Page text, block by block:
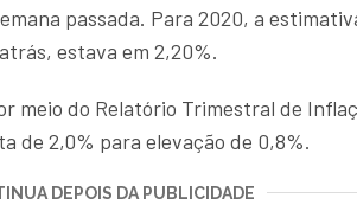
passada. Para 2020, a
estava em 2,20%.
meio do Relatório Trimestral de
de 2,0% para elevação de 0,8%.
DEPOIS DA PUBLICIDADE